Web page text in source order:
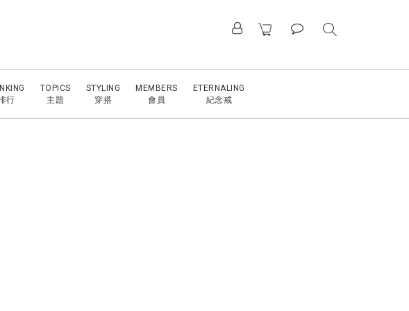
行
TOPICS
主題
STYLING
穿搭
MEMBERS
會員
ETERNALING
紀念戒